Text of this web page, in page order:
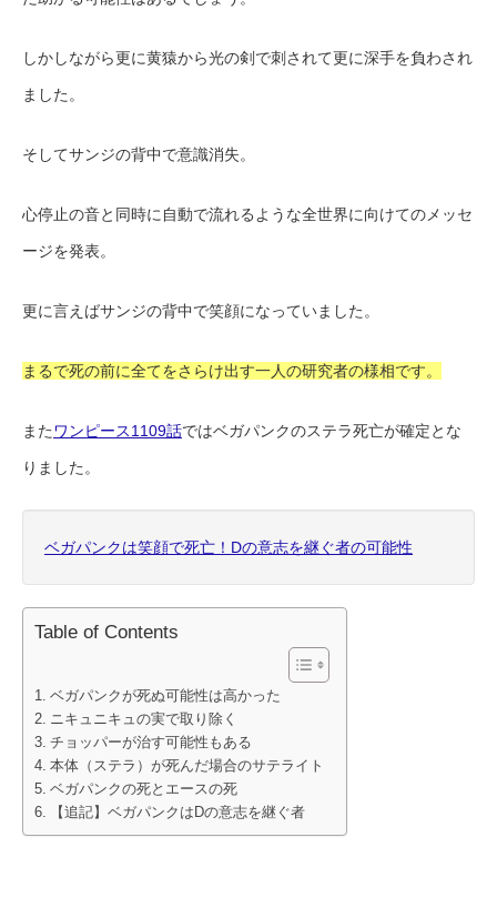
しかしながら更に黄猿から光の剣で刺されて更に深手を負わされ
ました。
そしてサンジの背中で意識消失。
心停止の音と同時に自動で流れるような全世界に向けてのメッセ
ージを発表。
更に言えばサンジの背中で笑顔になっていました。
まるで死の前に全てをさらけ出す一人の研究者の様相です。
またワンピース1109話ではベガパンクのステラ死亡が確定とな
りました。
ベガパンクは笑顔で死亡！Dの意志を継ぐ者の可能性
Table of Contents
ベガパンクが死ぬ可能性は高かった
ニキュニキュの実で取り除く
チョッパーが治す可能性もある
本体（ステラ）が死んだ場合のサテライト
ベガパンクの死とエースの死
【追記】ベガパンクはDの意志を継ぐ者